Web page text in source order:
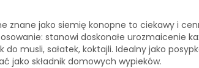
znane jako siemię konopne to ciekawy i
stanowi doskonałe urozmaicenie
musli, sałatek, koktajli. Idealny jako
jako składnik domowych wypieków.